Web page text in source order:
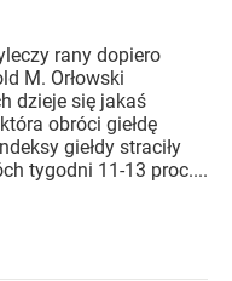
rany dopiero
M. Orłowski
dzieje się jakaś
obróci giełdę
giełdy straciły
tygodni 11-13 proc....